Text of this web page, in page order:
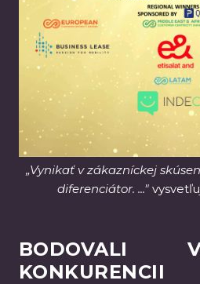
„Vynikať v zákazníckej
diferenciátor. ..."
BODOVALI
KONKURENCII